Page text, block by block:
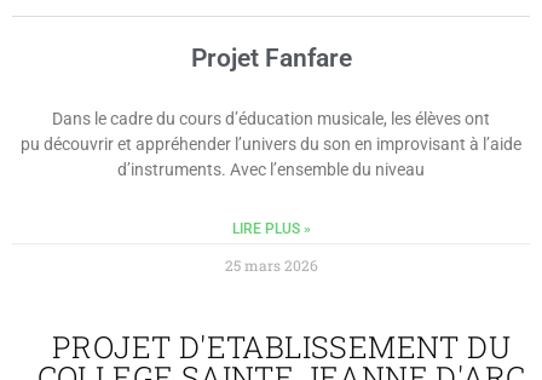
Projet Fanfare
Dans le cadre du cours d’éducation musicale, les élèves ont
pu découvrir et appréhender l’univers du son en improvisant à l’aide
d’instruments. Avec l’ensemble du niveau
LIRE PLUS »
25 mars 2026
PROJET D'ETABLISSEMENT DU